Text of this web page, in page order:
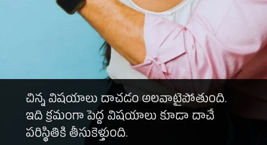
చిన్న విషయాలు దాచడం అలవాటైపోతుంది.
ఇది క్రమంగా పెద్ద విషయాలు కూడా దాచే
పరిస్థితికి తీసుకెళ్తుంది.